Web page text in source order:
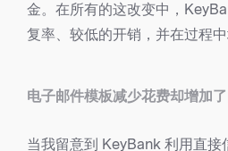
金。在所有的这改变中，
复率、较低的开销，并在过程中
电子邮件模板减少花费却增加
当我留意到 KeyBank 利用直接